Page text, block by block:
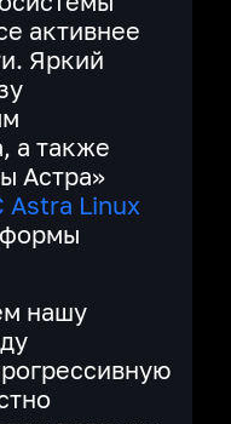
активнее
Яркий
а также
Астра»
Astra Linux
нашу